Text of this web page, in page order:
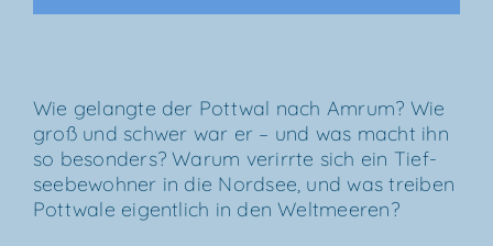
Wie gelang­te der Pott­wal nach Amrum? Wie
groß und schwer war er – und was macht ihn
so beson­ders? War­um ver­irr­te sich ein Tief­
see­be­woh­ner in die Nord­see, und was trei­ben
Pott­wa­le eigent­lich in den Weltmeeren?